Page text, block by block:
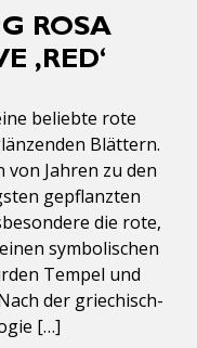
ROSA
‚RED‘
beliebte rote
Blättern.
Jahren zu den
gepflanzten
die rote,
symbolischen
Tempel und
der griechisch-
[…]